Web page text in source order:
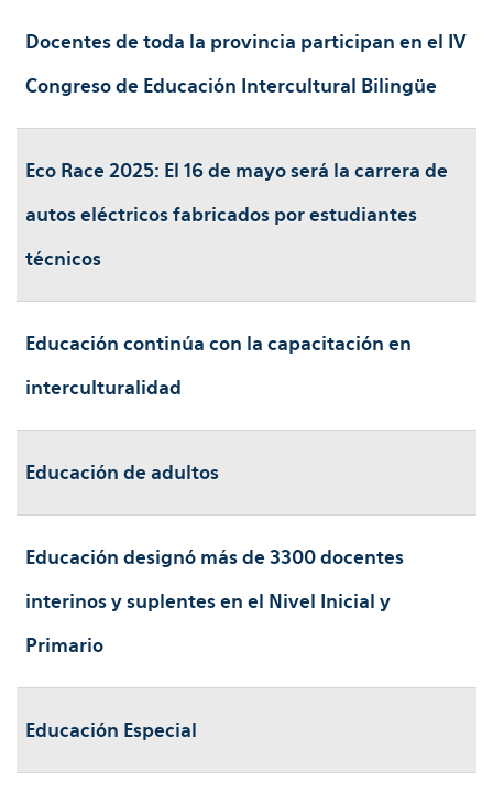
Docentes de toda la provincia participan en el IV
Congreso de Educación Intercultural Bilingüe
Eco Race 2025: El 16 de mayo será la carrera de
autos eléctricos fabricados por estudiantes
técnicos
Educación continúa con la capacitación en
interculturalidad
Educación de adultos
Educación designó más de 3300 docentes
interinos y suplentes en el Nivel Inicial y
Primario
Educación Especial